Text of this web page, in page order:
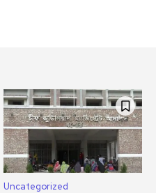
Uncategorized